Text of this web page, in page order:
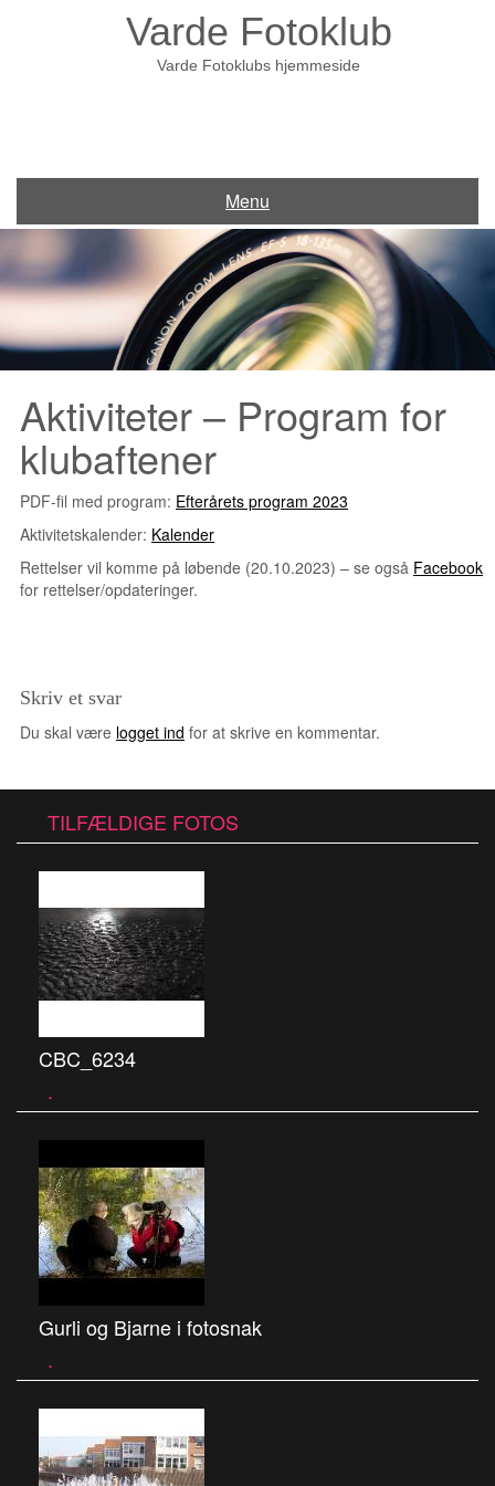
Varde Fotoklub
Varde Fotoklubs hjemmeside
Menu
Aktiviteter – Program for
klubaftener
PDF-fil med program: Efterårets program 2023
Aktivitetskalender: Kalender
Rettelser vil komme på løbende (20.10.2023) – se også Facebook
for rettelser/opdateringer.
Skriv et svar
Du skal være logget ind for at skrive en kommentar.
TILFÆLDIGE FOTOS
CBC_6234
.
Gurli og Bjarne i fotosnak
.